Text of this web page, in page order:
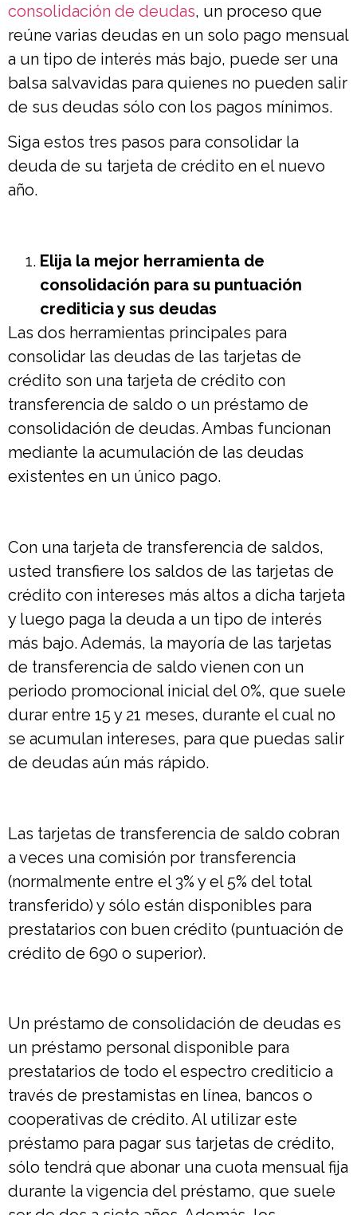
consolidación de deudas, un proceso que
reúne varias deudas en un solo pago mensual
a un tipo de interés más bajo, puede ser una
balsa salvavidas para quienes no pueden salir
de sus deudas sólo con los pagos mínimos.
Siga estos tres pasos para consolidar la
deuda de su tarjeta de crédito en el nuevo
año.
Elija la mejor herramienta de
consolidación para su puntuación
crediticia y sus deudas
Las dos herramientas principales para
consolidar las deudas de las tarjetas de
crédito son una tarjeta de crédito con
transferencia de saldo o un préstamo de
consolidación de deudas. Ambas funcionan
mediante la acumulación de las deudas
existentes en un único pago.
Con una tarjeta de transferencia de saldos,
usted transfiere los saldos de las tarjetas de
crédito con intereses más altos a dicha tarjeta
y luego paga la deuda a un tipo de interés
más bajo. Además, la mayoría de las tarjetas
de transferencia de saldo vienen con un
periodo promocional inicial del 0%, que suele
durar entre 15 y 21 meses, durante el cual no
se acumulan intereses, para que puedas salir
de deudas aún más rápido.
Las tarjetas de transferencia de saldo cobran
a veces una comisión por transferencia
(normalmente entre el 3% y el 5% del total
transferido) y sólo están disponibles para
prestatarios con buen crédito (puntuación de
crédito de 690 o superior).
Un préstamo de consolidación de deudas es
un préstamo personal disponible para
prestatarios de todo el espectro crediticio a
través de prestamistas en línea, bancos o
cooperativas de crédito. Al utilizar este
préstamo para pagar sus tarjetas de crédito,
sólo tendrá que abonar una cuota mensual fija
durante la vigencia del préstamo, que suele